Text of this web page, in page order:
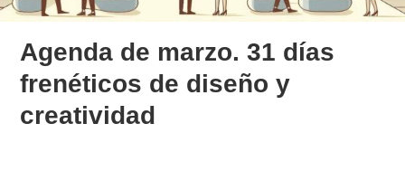
Agenda de marzo. 31 días
frenéticos de diseño y
creatividad